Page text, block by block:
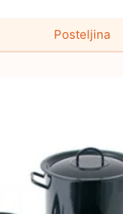
Posteljina